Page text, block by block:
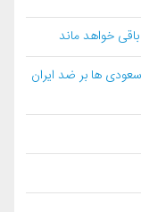
خواهد ماند
سعودی ها بر ضد ایران